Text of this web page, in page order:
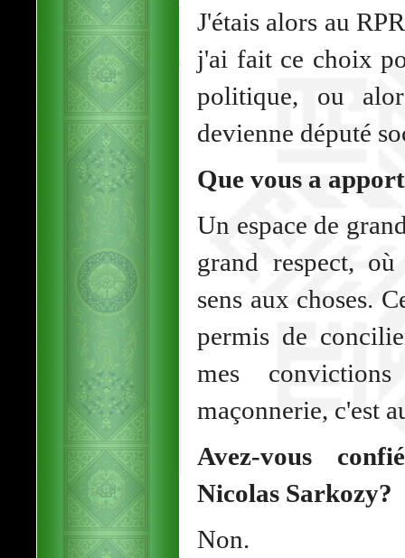
J'étais alors au
j'ai fait ce choix
politique, ou
devienne député
Que vous a
Un espace de
grand respect,
sens aux choses.
permis de
mes
maçonnerie, c'est
Avez-vous
Nicolas Sarkozy?
Non.